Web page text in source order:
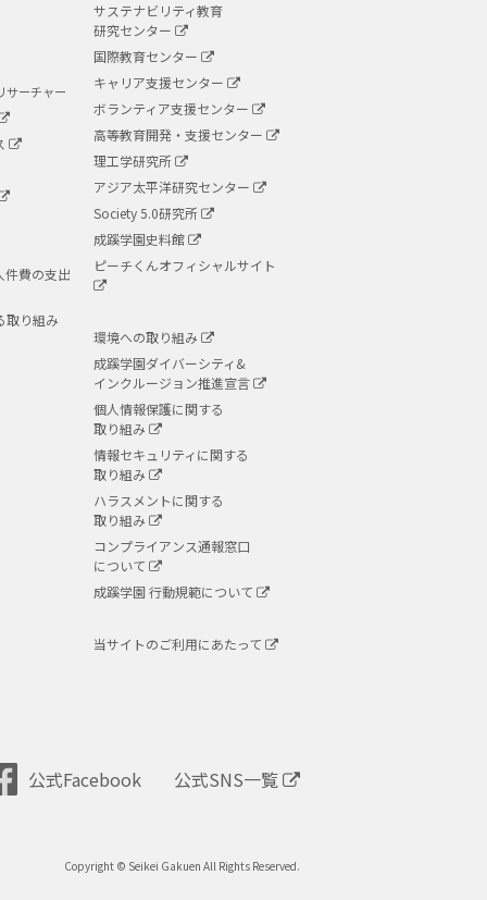
サーチャー
件費の支出
取り組み
サステナビリティ教育
研究センター
国際教育センター
キャリア支援センター
ボランティア支援センター
高等教育開発・支援センター
理工学研究所
アジア太平洋研究センター
Society 5.0研究所
成蹊学園史料館
ピーチくんオフィシャルサイト
環境への取り組み
成蹊学園ダイバーシティ&
インクルージョン推進宣言
個人情報保護に関する
取り組み
情報セキュリティに関する
取り組み
ハラスメントに関する
取り組み
コンプライアンス通報窓口
について
成蹊学園 行動規範について
当サイトのご利用にあたって
公式Facebook 公式SNS一覧
Copyright © Seikei Gakuen All Rights Reserved.